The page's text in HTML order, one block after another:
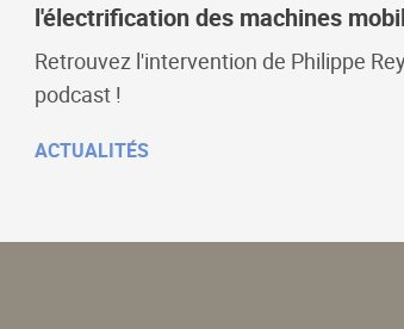
l'électrification des machines
Retrouvez l'intervention de Philippe
podcast !
ACTUALITÉS